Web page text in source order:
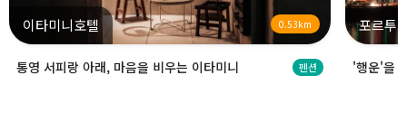
이타미니호텔 0.53km
통영 서피랑 아래, 마음을 비우는 이타미니 펜션
포르투
'행운'을